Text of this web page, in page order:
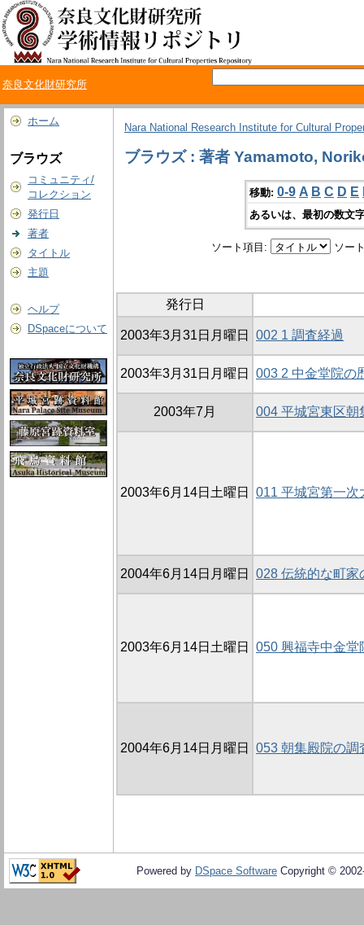
奈良文化財研究所
ホーム
ブラウズ
コミュニティ/
コレクション
発行日
著者
タイトル
主題
ヘルプ
DSpaceについて
Nara National Research Institute for Cultural
ブラウズ : 著者 Yamamoto,
移動: 0-9 A B C D E
あるいは、最初の数文
ソート項目: ソー
発行日
2003年3月31日月曜日 002 1 調査経過
2003年3月31日月曜日 003 2 中金堂院の
2003年7月 004 平城宮東区朝
2003年6月14日土曜日 011 平城宮第一次
2004年6月14日月曜日 028 伝統的な町
2003年6月14日土曜日 050 興福寺中金堂
2004年6月14日月曜日 053 朝集殿院の調
Powered by DSpace Software Copyright ©